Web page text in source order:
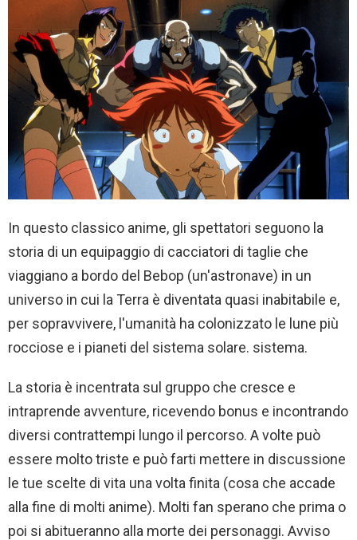
In questo classico anime, gli spettatori seguono la
storia di un equipaggio di cacciatori di taglie che
viaggiano a bordo del Bebop (un'astronave) in un
universo in cui la Terra è diventata quasi inabitabile e,
per sopravvivere, l'umanità ha colonizzato le lune più
rocciose e i pianeti del sistema solare. sistema.
La storia è incentrata sul gruppo che cresce e
intraprende avventure, ricevendo bonus e incontrando
diversi contrattempi lungo il percorso. A volte può
essere molto triste e può farti mettere in discussione
le tue scelte di vita una volta finita (cosa che accade
alla fine di molti anime). Molti fan sperano che prima o
poi si abitueranno alla morte dei personaggi. Avviso